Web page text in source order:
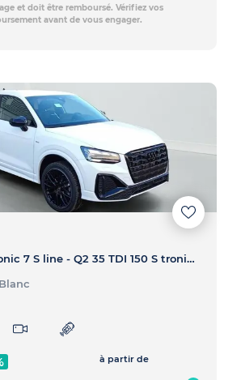
et doit être remboursé. Vérifiez vos
avant de vous engager.
35 TDI 150 S tronic 7 S line - Q2 35 TDI 150 S tronic 7 S line
à partir de